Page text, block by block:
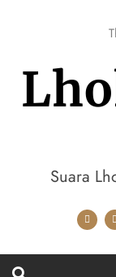
Suara